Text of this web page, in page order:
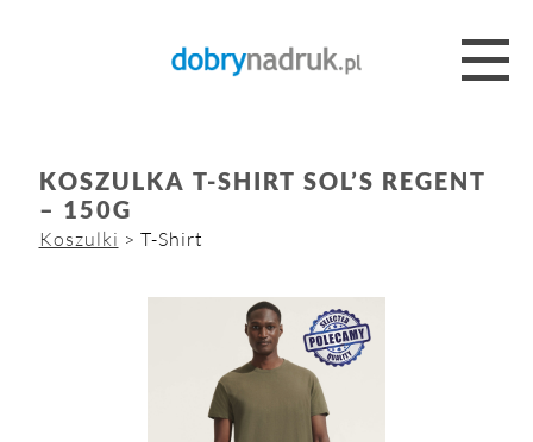
KOSZULKA T-SHIRT SOL’S REGENT
– 150G
Koszulki > T-Shirt